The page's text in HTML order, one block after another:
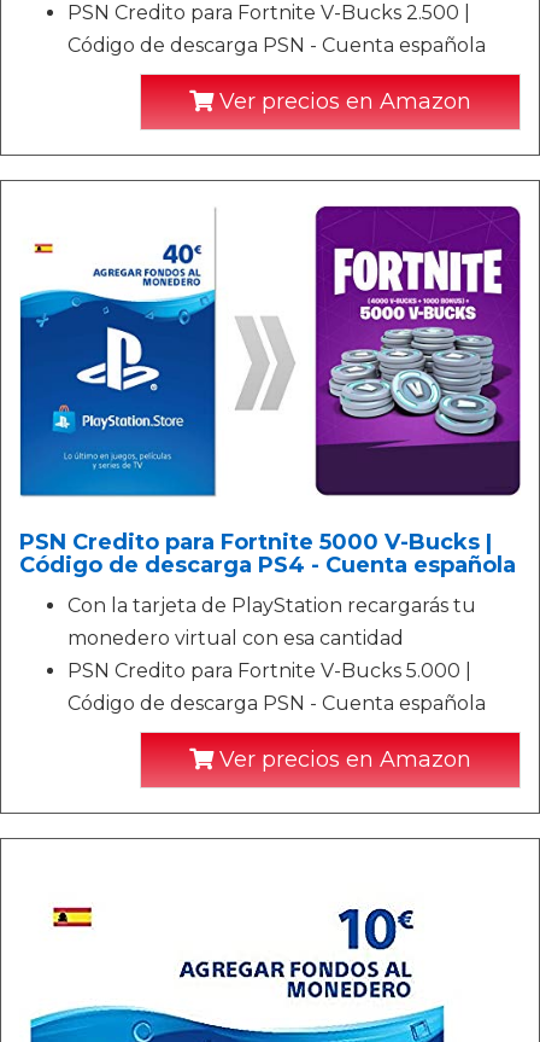
PSN Credito para Fortnite V-Bucks 2.500 |
Código de descarga PSN - Cuenta española
Ver precios en Amazon
PSN Credito para Fortnite 5000 V-Bucks |
Código de descarga PS4 - Cuenta española
Con la tarjeta de PlayStation recargarás tu
monedero virtual con esa cantidad
PSN Credito para Fortnite V-Bucks 5.000 |
Código de descarga PSN - Cuenta española
Ver precios en Amazon